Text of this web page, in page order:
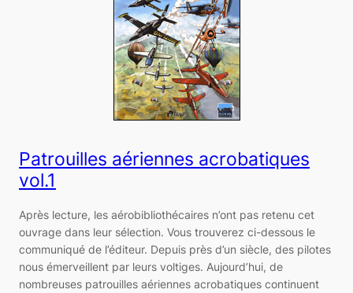
Patrouilles aériennes acrobatiques
vol.1
Après lecture, les aérobibliothécaires n’ont pas retenu cet
ouvrage dans leur sélection. Vous trouverez ci-dessous le
communiqué de l’éditeur. Depuis près d’un siècle, des pilotes
nous émerveillent par leurs voltiges. Aujourd’hui, de
nombreuses patrouilles aériennes acrobatiques continuent